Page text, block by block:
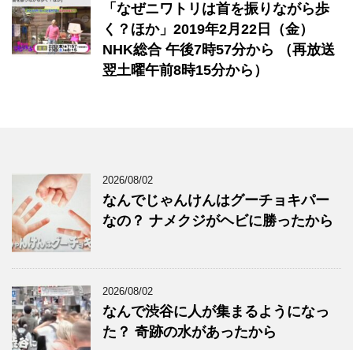
「なぜニワトリは首を振りながら歩
く？ほか」2019年2月22日（金）
NHK総合 午後7時57分から （再放送
翌土曜午前8時15分から）
2026/08/02
なんでじゃんけんはグーチョキパー
なの？ ナメクジがヘビに勝ったから
2026/08/02
なんで渋谷に人が集まるようになっ
た？ 奇跡の水があったから